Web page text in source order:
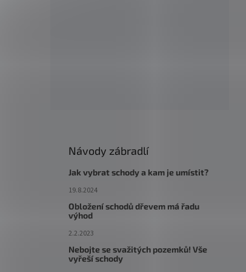
Návody zábradlí
Jak vybrat schody a kam je umístit?
19.8.2024
Obložení schodů dřevem má řadu
výhod
2.2.2023
Nebojte se svažitých pozemků! Vše
vyřeší schody